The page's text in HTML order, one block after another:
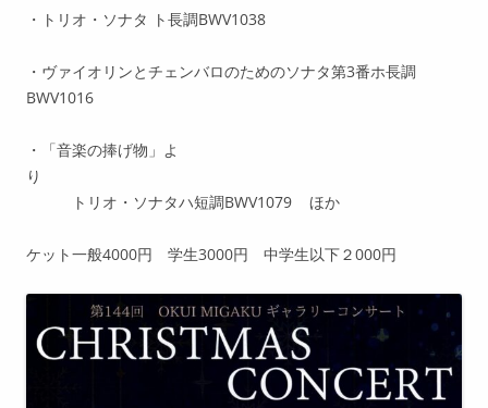
・トリオ・ソナタ ト長調BWV1038
・ヴァイオリンとチェンバロのためのソナタ第3番ホ長調
BWV1016
・「音楽の捧げ物」よ
り
トリオ・ソナタハ短調BWV1079 ほか
ケット一般4000円 学生3000円 中学生以下２000円